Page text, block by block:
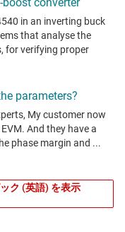
ク (英語) を表示